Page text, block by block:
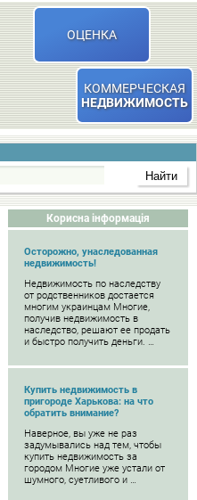
ОЦЕНКА
КОММЕРЧЕСКАЯ
НЕДВИЖИМОСТЬ
Корисна інформація
Осторожно, унаследованная
недвижимость!
Недвижимость по наследству
от родственников достается
многим украинцам Многие,
получив недвижимость в
наследство, решают ее продать
и быстро получить деньги. …
Купить недвижимость в
пригороде Харькова: на что
обратить внимание?
Наверное, вы уже не раз
задумывались над тем, чтобы
купить недвижимость за
городом Многие уже устали от
шумного, суетливого и …